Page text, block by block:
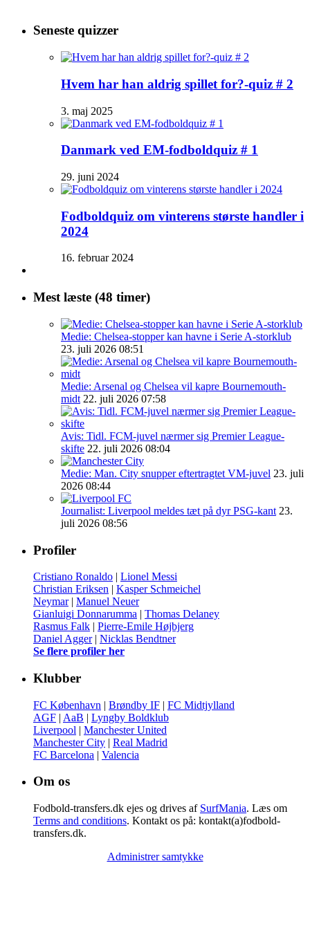
Seneste quizzer
Hvem har han aldrig spillet for?-quiz # 2
3. maj 2025
Danmark ved EM-fodboldquiz # 1
29. juni 2024
Fodboldquiz om vinterens største handler i
2024
16. februar 2024
Mest læste (48 timer)
Medie: Chelsea-stopper kan havne i Serie A-storklub
23. juli 2026 08:51
Medie: Arsenal og Chelsea vil kapre Bournemouth-
midt 22. juli 2026 07:58
Avis: Tidl. FCM-juvel nærmer sig Premier League-
skifte 22. juli 2026 08:04
Medie: Man. City snupper eftertragtet VM-juvel 23. juli
2026 08:44
Journalist: Liverpool meldes tæt på dyr PSG-kant 23.
juli 2026 08:56
Profiler
Cristiano Ronaldo | Lionel Messi
Christian Eriksen | Kasper Schmeichel
Neymar| Manuel Neuer
Gianluigi Donnarumma | Thomas Delaney
Rasmus Falk | Pierre-Emile Højbjerg
Daniel Agger| Nicklas Bendtner
Se flere profiler her
Klubber
FC København | Brøndby IF | FC Midtjylland
AGF | AaB | Lyngby Boldklub
Liverpool | Manchester United
Manchester City | Real Madrid
FC Barcelona | Valencia
Om os
Fodbold-transfers.dk ejes og drives af SurfMania. Læs om
Terms and conditions. Kontakt os på: kontakt(a)fodbold-
transfers.dk.
Administrer samtykke